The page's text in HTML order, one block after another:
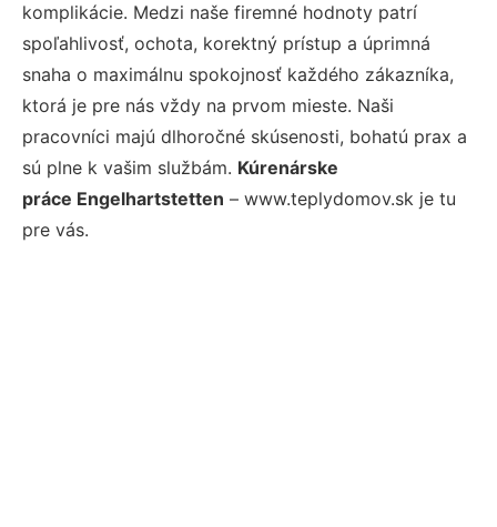
komplikácie. Medzi naše firemné hodnoty patrí
spoľahlivosť, ochota, korektný prístup a úprimná
snaha o maximálnu spokojnosť každého zákazníka,
ktorá je pre nás vždy na prvom mieste. Naši
pracovníci majú dlhoročné skúsenosti, bohatú prax a
sú plne k vašim službám. Kúrenárske
práce Engelhartstetten – www.teplydomov.sk je tu
pre vás.